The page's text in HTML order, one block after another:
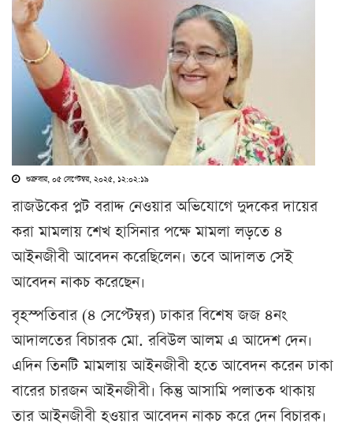
শুক্রবার, ০৫ সেপ্টেম্বর, ২০২৫, ১২:০২:১৯
রাজউকের প্লট বরাদ্দ নেওয়ার অভিযোগে দুদকের দায়ের
করা মামলায় ‎শেখ হাসিনার পক্ষে মামলা লড়তে ৪
আইনজীবী আবেদন করেছিলেন। তবে আদালত সেই
আবেদন নাকচ করেছেন।
বৃহস্পতিবার (৪ সেপ্টেম্বর) ঢাকার বিশেষ জজ ৪নং
আদালতের বিচারক মো. রবিউল আলম এ আদেশ দেন।
এদিন তিনটি মামলায় আইনজীবী হতে আবেদন করেন ঢাকা
বারের চারজন আইনজীবী। কিন্তু আসামি পলাতক থাকায়
তার আইনজীবী হওয়ার আবেদন নাকচ করে দেন বিচারক।